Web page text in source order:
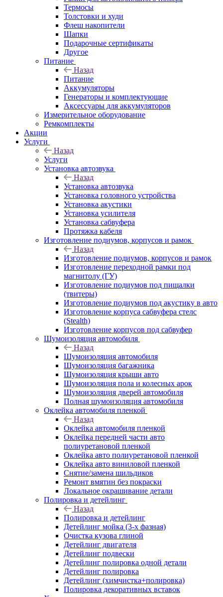
Термосы
Толстовки и худи
Флеш накопители
Шапки
Подарочные сертификаты
Другое
Питание
Назад
Питание
Аккумуляторы
Генераторы и комплектующие
Аксессуары для аккумуляторов
Измерительное оборудование
Ремкомплекты
Акции
Услуги
Назад
Услуги
Установка автозвука
Назад
Установка автозвука
Установка головного устройства
Установка акустики
Установка усилителя
Установка сабвуфера
Протяжка кабеля
Изготовление подиумов, корпусов и рамок
Назад
Изготовление подиумов, корпусов и рамок
Изготовление переходной рамки под
магнитолу (ГУ)
Изготовление подиумов под пищалки
(твитеры)
Изготовление подиумов под акустику в авто
Изготовление корпуса сабвуфера стелс
(Stealth)
Изготовление корпусов под сабвуфер
Шумоизоляция автомобиля
Назад
Шумоизоляция автомобиля
Шумоизоляция багажника
Шумоизоляция крыши авто
Шумоизоляция пола и колесных арок
Шумоизоляция дверей автомобиля
Полная шумоизоляция автомобиля
Оклейка автомобиля пленкой
Назад
Оклейка автомобиля пленкой
Оклейка передней части авто
полиуретановой пленкой
Оклейка авто полиуретановой пленкой
Оклейка авто виниловой пленкой
Снятие/замена шильдиков
Ремонт вмятин без покраски
Локальное окрашивание детали
Полировка и детейлинг
Назад
Полировка и детейлинг
Детейлинг мойка (3-х фазная)
Очистка кузова глиной
Детейлинг двигателя
Детейлинг подвески
Детейлинг полировка одной детали
Детейлинг полировка
Детейлинг (химчистка+полировка)
Полировка декоративных вставок